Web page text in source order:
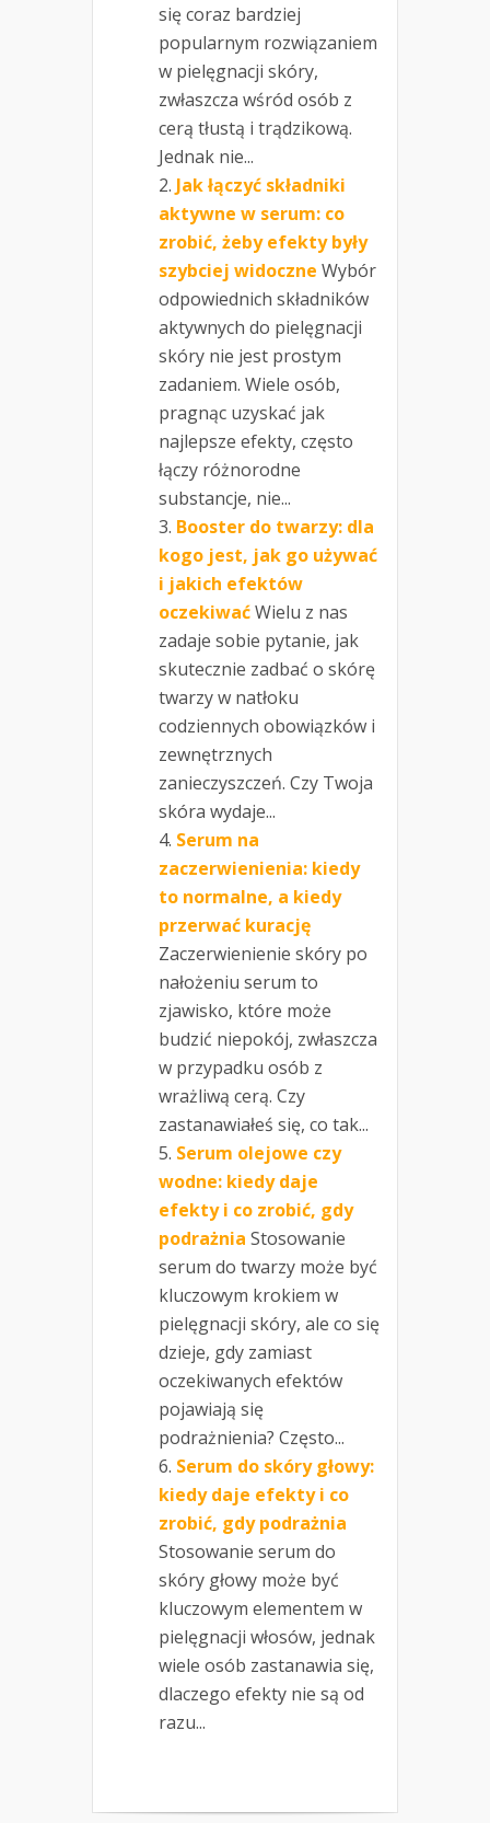
się coraz bardziej
popularnym rozwiązaniem
w pielęgnacji skóry,
zwłaszcza wśród osób z
cerą tłustą i trądzikową.
Jednak nie...
Jak łączyć składniki
aktywne w serum: co
zrobić, żeby efekty były
szybciej widoczne Wybór
odpowiednich składników
aktywnych do pielęgnacji
skóry nie jest prostym
zadaniem. Wiele osób,
pragnąc uzyskać jak
najlepsze efekty, często
łączy różnorodne
substancje, nie...
Booster do twarzy: dla
kogo jest, jak go używać
i jakich efektów
oczekiwaćWielu z nas
zadaje sobie pytanie, jak
skutecznie zadbać o skórę
twarzy w natłoku
codziennych obowiązków i
zewnętrznych
zanieczyszczeń. Czy Twoja
skóra wydaje...
Serum na
zaczerwienienia: kiedy
to normalne, a kiedy
przerwać kurację
Zaczerwienienie skóry po
nałożeniu serum to
zjawisko, które może
budzić niepokój, zwłaszcza
w przypadku osób z
wrażliwą cerą. Czy
zastanawiałeś się, co tak...
Serum olejowe czy
wodne: kiedy daje
efekty i co zrobić, gdy
podrażnia Stosowanie
serum do twarzy może być
kluczowym krokiem w
pielęgnacji skóry, ale co się
dzieje, gdy zamiast
oczekiwanych efektów
pojawiają się
podrażnienia? Często...
Serum do skóry głowy:
kiedy daje efekty i co
zrobić, gdy podrażnia
Stosowanie serum do
skóry głowy może być
kluczowym elementem w
pielęgnacji włosów, jednak
wiele osób zastanawia się,
dlaczego efekty nie są od
razu...